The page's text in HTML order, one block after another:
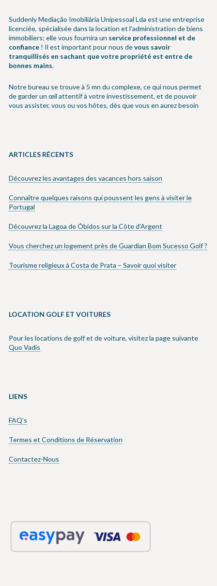
Suddenly Mediação Imobiliária Unipessoal Lda est une entreprise
licenciée, spécialisée dans la location et l’administration de biens
immobiliers; elle vous fournira un service professionnel et de
confiance! Il est important pour nous devous savoir
tranquillisés en sachant que votre propriété est entre de
bonnes mains.
Notre bureau se trouve à 5 mn du complexe, ce qui nous permet
de garder un œil attentif à votre investissement, et de pouvoir
vous assister, vous ou vos hôtes, dès que vous en aurez besoin
ARTICLES RÉCENTS
Découvrez les avantages des vacances hors saison
Connaître quelques raisons qui poussent les gens à visiter le
Portugal
Découvrez la Lagoa de Óbidos sur la Côte d’Argent
Vous cherchez un logement près de Guardian Bom Sucesso Golf ?
Tourisme religieux à Costa de Prata – Savoir quoi visiter
LOCATION GOLF ET VOITURES
Pour les locations de golf et de voiture, visitez la page suivante
Quo Vadis
LIENS
FAQ’s
Termes et Conditions de Réservation
Contactez-Nous